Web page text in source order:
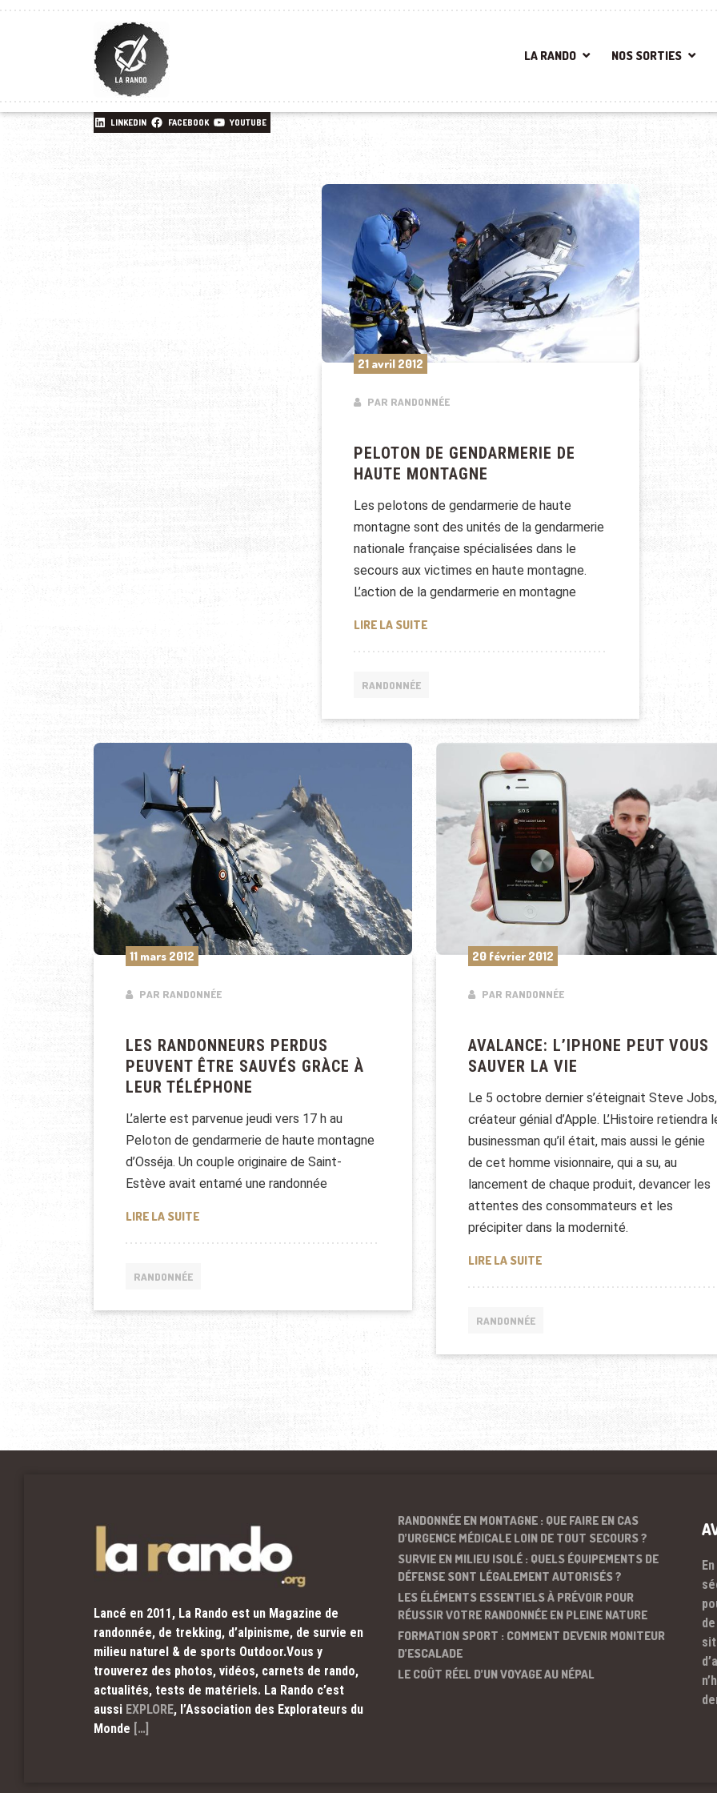
LA RANDO NOS SORTIES
LINKEDIN FACEBOOK YOUTUBE
21 avril 2012
PAR RANDONNÉE
PELOTON DE GENDARMERIE DE
HAUTE MONTAGNE
Les pelotons de gendarmerie de haute
montagne sont des unités de la gendarmerie
nationale française spécialisées dans le
secours aux victimes en haute montagne.
L’action de la gendarmerie en montagne
LIRE LA SUITEPELOTON DE GENDARMERIE DE HAUTE MONTAGNE
RANDONNÉE
11 mars 2012
PAR RANDONNÉE
LES RANDONNEURS PERDUS
PEUVENT ÊTRE SAUVÉS GRÀCE À
LEUR TÉLÉPHONE
L’alerte est parvenue jeudi vers 17 h au
Peloton de gendarmerie de haute montagne
d’Osséja. Un couple originaire de Saint-
Estève avait entamé une randonnée
LIRE LA SUITELES RANDONNEURS PERDUS PEUVENT ÊTRE SAUVÉS GRÀCE À LEUR TÉLÉPHONE
RANDONNÉE
20 février 2012
PAR RANDONNÉE
AVALANCE: L’IPHONE PEUT VOUS
SAUVER LA VIE
Le 5 octobre dernier s’éteignait Steve Jobs,
créateur génial d’Apple. L’Histoire retiendra
businessman qu’il était, mais aussi le génie
de cet homme visionnaire, qui a su, au
lancement de chaque produit, devancer les
attentes des consommateurs et les
précipiter dans la modernité.
LIRE LA SUITEAVALANCE: L’IPHONE PEUT VOUS
RANDONNÉE
Lancé en 2011, La Rando est un Magazine de
randonnée, de trekking, d’alpinisme, de survie en
milieu naturel & de sports Outdoor.Vous y
trouverez des photos, vidéos, carnets de rando,
actualités, tests de matériels. La Rando c’est
aussi EXPLORE, l’Association des Explorateurs du
Monde […]
RANDONNÉE EN MONTAGNE : QUE FAIRE EN CAS
D’URGENCE MÉDICALE LOIN DE TOUT SECOURS ?
SURVIE EN MILIEU ISOLÉ : QUELS ÉQUIPEMENTS DE
DÉFENSE SONT LÉGALEMENT AUTORISÉS ?
LES ÉLÉMENTS ESSENTIELS À PRÉVOIR POUR
RÉUSSIR VOTRE RANDONNÉE EN PLEINE NATURE
FORMATION SPORT : COMMENT DEVENIR MONITEUR
D’ESCALADE
LE COÛT RÉEL D’UN VOYAGE AU NÉPAL